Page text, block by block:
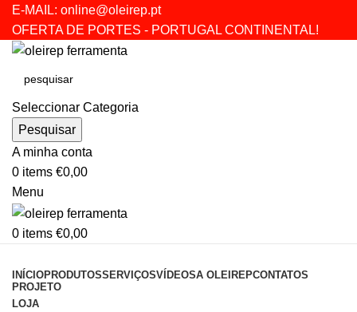
E-MAIL: online@oleirep.pt
OFERTA DE PORTES - PORTUGAL CONTINENTAL!
Seleccionar Categoria
Pesquisar
A minha conta
0 items €0,00
Menu
0 items €0,00
INÍCIOPRODUTOSSERVIÇOSVÍDEOSA OLEIREPCONTATOS
PROJETO
LOJA